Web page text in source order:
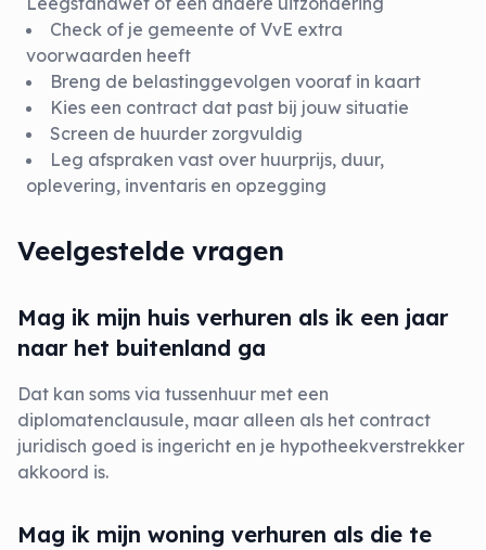
Check of je gemeente of VvE extra
voorwaarden heeft
Breng de belastinggevolgen vooraf in kaart
Kies een contract dat past bij jouw situatie
Screen de huurder zorgvuldig
Leg afspraken vast over huurprijs, duur,
oplevering, inventaris en opzegging
Veelgestelde vragen
Mag ik mijn huis verhuren als ik een jaar
naar het buitenland ga
Dat kan soms via tussenhuur met een
diplomatenclausule, maar alleen als het contract
juridisch goed is ingericht en je hypotheekverstrekker
akkoord is.
Mag ik mijn woning verhuren als die te